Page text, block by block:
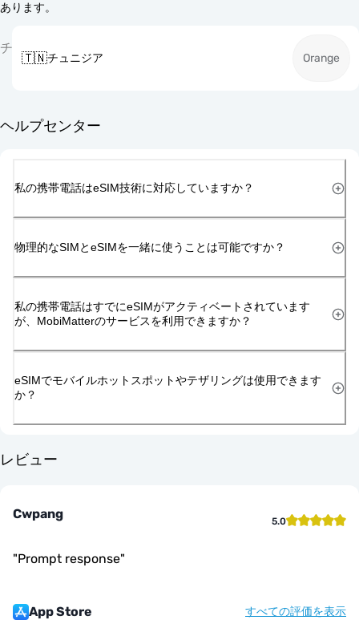
あります。
チ
🇹🇳チュニジア Orange
ヘルプセンター
私の携帯電話はeSIM技術に対応していますか？
物理的なSIMとeSIMを一緒に使うことは可能ですか？
私の携帯電話はすでにeSIMがアクティベートされています
が、MobiMatterのサービスを利用できますか？
eSIMでモバイルホットスポットやテザリングは使用できます
か？
レビュー
Cwpang 5.0
"Prompt response"
App Store すべての評価を表示